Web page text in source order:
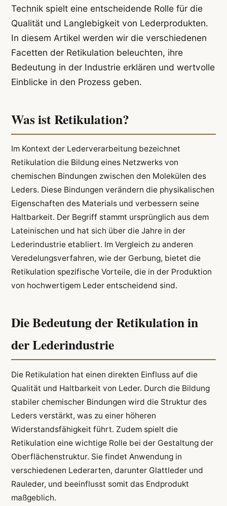
Technik spielt eine entscheidende Rolle für die
Qualität und Langlebigkeit von Lederprodukten.
In diesem Artikel werden wir die verschiedenen
Facetten der Retikulation beleuchten, ihre
Bedeutung in der Industrie erklären und wertvolle
Einblicke in den Prozess geben.
Was ist Retikulation?
Im Kontext der Lederverarbeitung bezeichnet
Retikulation die Bildung eines Netzwerks von
chemischen Bindungen zwischen den Molekülen des
Leders. Diese Bindungen verändern die physikalischen
Eigenschaften des Materials und verbessern seine
Haltbarkeit. Der Begriff stammt ursprünglich aus dem
Lateinischen und hat sich über die Jahre in der
Lederindustrie etabliert. Im Vergleich zu anderen
Veredelungsverfahren, wie der Gerbung, bietet die
Retikulation spezifische Vorteile, die in der Produktion
von hochwertigem Leder entscheidend sind.
Die Bedeutung der Retikulation in
der Lederindustrie
Die Retikulation hat einen direkten Einfluss auf die
Qualität und Haltbarkeit von Leder. Durch die Bildung
stabiler chemischer Bindungen wird die Struktur des
Leders verstärkt, was zu einer höheren
Widerstandsfähigkeit führt. Zudem spielt die
Retikulation eine wichtige Rolle bei der Gestaltung der
Oberflächenstruktur. Sie findet Anwendung in
verschiedenen Lederarten, darunter Glattleder und
Rauleder, und beeinflusst somit das Endprodukt
maßgeblich.